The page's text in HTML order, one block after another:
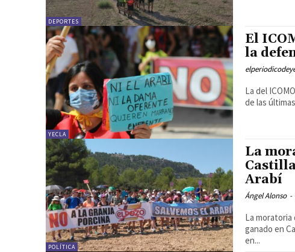
DEPORTES
YECLA
El
la
La del
de las
POLÍTICA
La
Arabí
Ángel Alonso -
La moratoria
ganado en
en...